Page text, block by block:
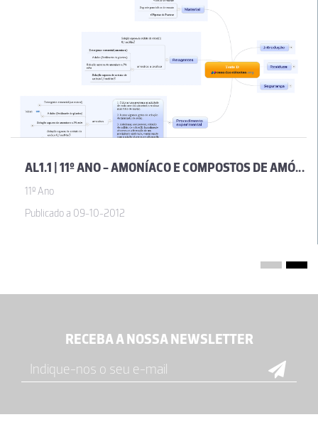
AL1.1 | 11º ANO - AMONÍACO E COMPOSTOS DE AMÓNIO EM MATERIAIS DO USO COMUM
11º Ano
Publicado a 09-10-2012
RECEBA A NOSSA NEWSLETTER